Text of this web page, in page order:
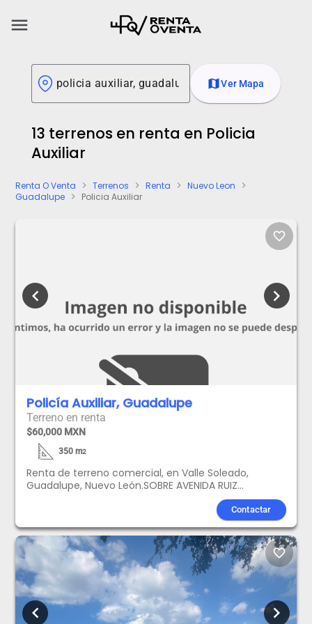
menu
mapVer Mapa
13 terrenos en renta en Policia
Auxiliar
Renta O Venta chevron_right Terrenos chevron_right Renta chevron_right Nuevo Leon chevron_right
Guadalupe chevron_right Policia Auxiliar
favorite_border
chevron_left chevron_right
Policía Auxiliar, Guadalupe
Terreno en renta
$60,000 MXN
350m2
Renta de terreno comercial, en Valle Soleado,
Guadalupe, Nuevo León.SOBRE AVENIDA RUIZ
CORTINES. En esquinaIdeal para cadena comercial,
carwash, entre otros.Cuenta con estacionamiento
muy amplio, agua de pozo y fosa.Localizado sobre
Ruiz Cortines en plaza comercial, junto a
gasolinera.Terreno: 385 m2 , $ 150.00 X m2. Se puede
rentar todo o en partes.
Contactar
favorite_border
chevron_left chevron_right